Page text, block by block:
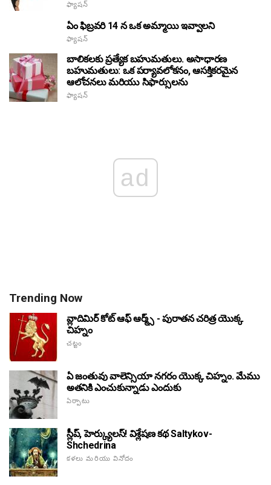
ఫ్యాషన్
ఏం ఫిబ్రవరి 14 న ఒక అమ్మాయి ఇవ్వాలని
ఫ్యాషన్
బాలికలకు ప్రత్యేక బహుమతులు. అసాధారణ
బహుమతులు: ఒక పర్యావలోకనం, ఆసక్తికరమైన
ఆలోచనలు మరియు సిఫార్సులను
ఫ్యాషన్
ad
Trending Now
వ్లాదిమిర్ కోట్ ఆఫ్ ఆర్మ్స్ - పురాతన చరిత్ర యొక్క
చిహ్నం
చట్టం
ఏ జంతువు వాలెన్సియా నగరం యొక్క చిహ్నం. మేము
అతనికి ఎంచుకున్నాడు ఎందుకు
ఏర్పాటు
స్లీప్, హెర్క్యులస్! విశ్లేషణ కథ Saltykov-
Shchedrina
కళలు మరియు వినోదం